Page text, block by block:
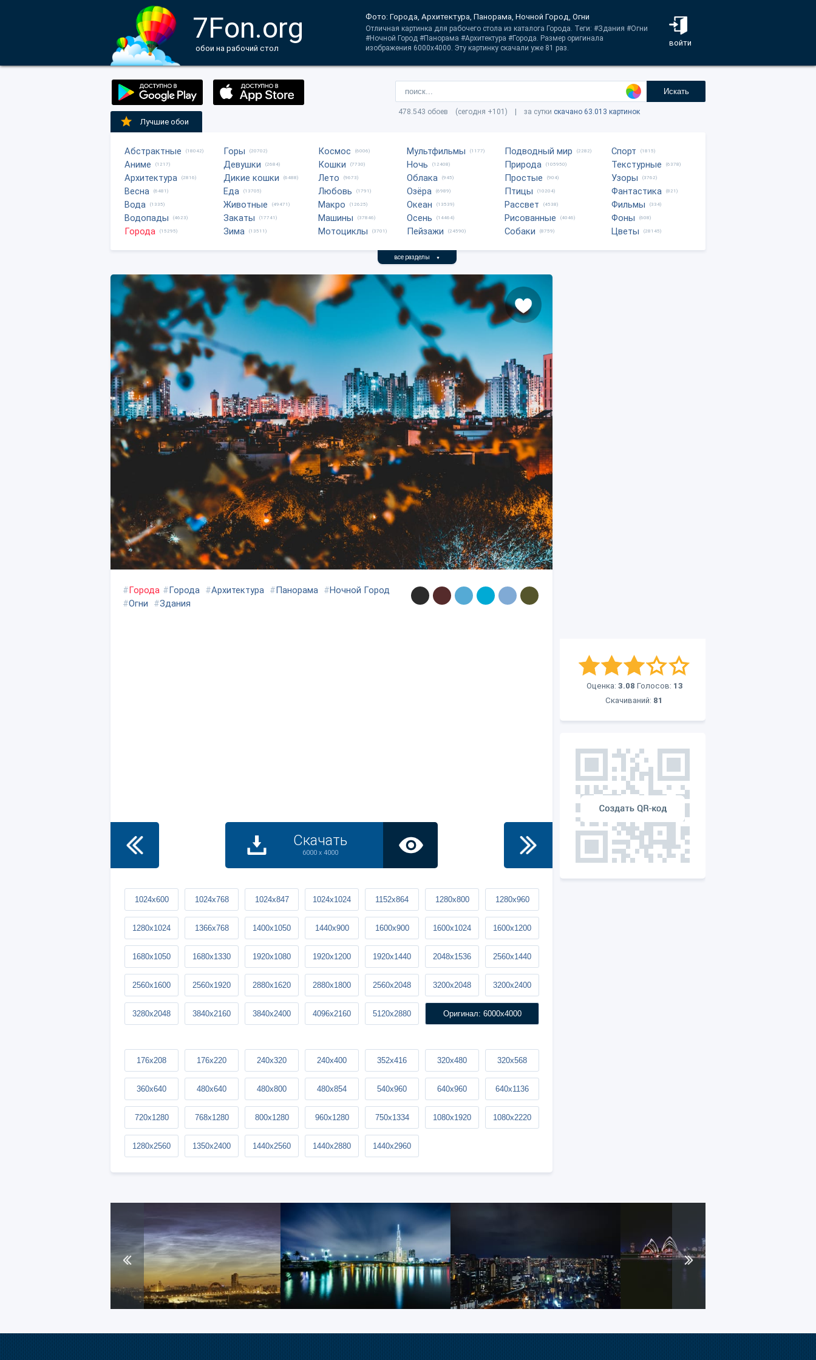
7Fon.org
обои на рабочий стол
войти
Фото: Города, Архитектура, Панорама, Ночной Город, Огни
Отличная картинка для рабочего стола из каталога Города. Теги: #Здания #Огни
#Ночной Город #Панорама #Архитектура #Города. Размер оригинала
изображения 6000x4000. Эту картинку скачали уже 81 раз.
Искать
478.543 обоев (сегодня +101) | за сутки скачано 63.013 картинок
Лучшие обои
Абстрактные (18042)
Аниме (1217)
Архитектура (2816)
Весна (6481)
Вода (1335)
Водопады (4623)
Города (15295)
Горы (20702)
Девушки (2684)
Дикие кошки (6488)
Еда (13705)
Животные (49471)
Закаты (17741)
Зима (13511)
Космос (6006)
Кошки (7730)
Лето (9673)
Любовь (1791)
Макро (12625)
Машины (37846)
Мотоциклы (3701)
Мультфильмы (1177)
Ночь (12408)
Облака (945)
Озёра (6989)
Океан (13539)
Осень (14464)
Пейзажи (24590)
Подводный мир (2282)
Природа (105950)
Простые (904)
Птицы (10204)
Рассвет (4538)
Рисованные (4046)
Собаки (8759)
Спорт (1815)
Текстурные (6378)
Узоры (3762)
Фантастика (821)
Фильмы (334)
Фоны (608)
Цветы (28145)
все разделы ▼
Оценка: 3.08 Голосов: 13
Скачиваний: 81
#Города #Города #Архитектура #Панорама #Ночной Город
#Огни #Здания
Скачать
6000 x 4000
1024x600 1024x768 1024x847 1024x1024 1152x864 1280x800 1280x960
1280x1024 1366x768 1400x1050 1440x900 1600x900 1600x1024 1600x1200
1680x1050 1680x1330 1920x1080 1920x1200 1920x1440 2048x1536 2560x1440
2560x1600 2560x1920 2880x1620 2880x1800 2560x2048 3200x2048 3200x2400
3280x2048 3840x2160 3840x2400 4096x2160 5120x2880 Оригинал: 6000x4000
176x208 176x220 240x320 240x400 352x416 320x480 320x568
360x640 480x640 480x800 480x854 540x960 640x960 640x1136
720x1280 768x1280 800x1280 960x1280 750x1334 1080x1920 1080x2220
1280x2560 1350x2400 1440x2560 1440x2880 1440x2960